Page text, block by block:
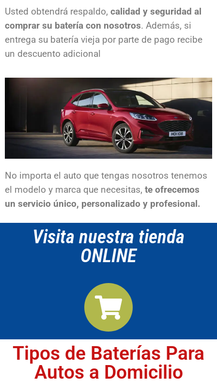
Usted obtendrá respaldo, calidad y seguridad al
comprar su batería con nosotros. Además, si
entrega su batería vieja por parte de pago recibe
un descuento adicional
No importa el auto que tengas nosotros tenemos
el modelo y marca que necesitas, te ofrecemos
un servicio único, personalizado y profesional.
Visita nuestra tienda
ONLINE
Tipos de Baterías Para
Autos a Domicilio